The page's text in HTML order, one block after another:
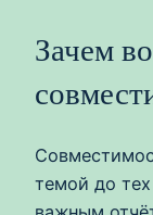
Зачем
темой до